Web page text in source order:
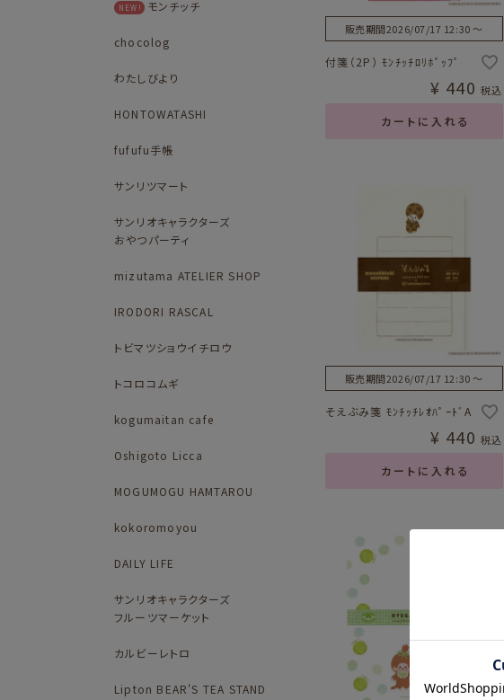
NEW! モンチッチ
chocolog
わたしびより
HONTOWATASHI
fufufu手帳
サンリツマート
サンリオキャラクターズ
おやつパーティ
mizutama ATELIER SHOP
IRODORI RASCAL
トビマツショウイチロウ
トコロコムギ
kogumaitan cafe
Oshigoto Licca
MOGUMOGU HAMTAROU
kokoromoyou
DAILY LIFE
サンリオキャラクターズ
フルーツマーケット
カルビーレトロ
Lipton BEAR'S TEA STAND
販売期間2026/07/17 12:30 〜
付箋（2P） ﾓﾝﾁｯﾁﾛﾘﾎﾟｯﾌﾟ
カートに入れる
¥ 440 税込
販売期間2026/07/17 12:30 〜
そえぶみ箋 ﾓﾝﾁｯﾁﾚｵﾊﾟｰﾄﾞA
カートに入れる
¥ 440 税込